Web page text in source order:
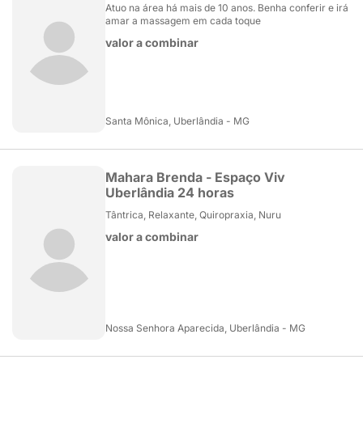
Atuo na área há mais de 10 anos. Benha conferir e irá
amar a massagem em cada toque
valor a combinar
Santa Mônica, Uberlândia - MG
Mahara Brenda - Espaço Viv
Uberlândia 24 horas
Tântrica, Relaxante, Quiropraxia, Nuru
valor a combinar
Nossa Senhora Aparecida, Uberlândia - MG